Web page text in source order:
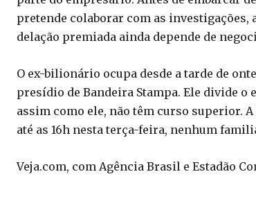
pretende colaborar com as investigações,
delação premiada ainda depende de
O ex-bilionário ocupa desde a tarde de
presídio de Bandeira Stampa. Ele divide o
assim como ele, não têm curso superior.
até as 16h nesta terça-feira, nenhum
Veja.com, com Agência Brasil e Estadão